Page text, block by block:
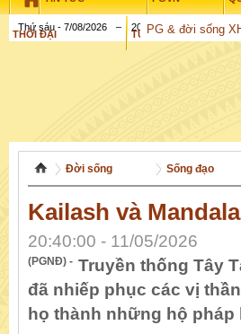
THỜI ĐẠI TUỔI TRẺ
PG & đời sống
Thứ sáu - 7/08/2026 – 20 43: 23
Đời sống Sống đạo
Kailash và
20:40:00 - 11/05/2026
(PGNĐ) - Truyền thống Tây
đã nhiếp phục các vị
họ thành những hộ pháp